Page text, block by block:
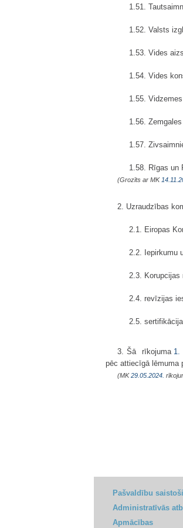
1.51.
1.52. Valsts
1.53. Vides
1.54. Vides
1.55.
1.56.
1.57.
1.58. Rīgas un
(Grozīts ar MK
2. Uzraudzības
2.1. Eiropas
2.2. Iepirkumu
2.3. Korupcijas
2.4. revīzijas
2.5.
3. Šā rīkojuma 1.
pēc attiecīgā lēmuma
(MK29.05.2024.
Pašvaldību
Administratīvās
Apmācības